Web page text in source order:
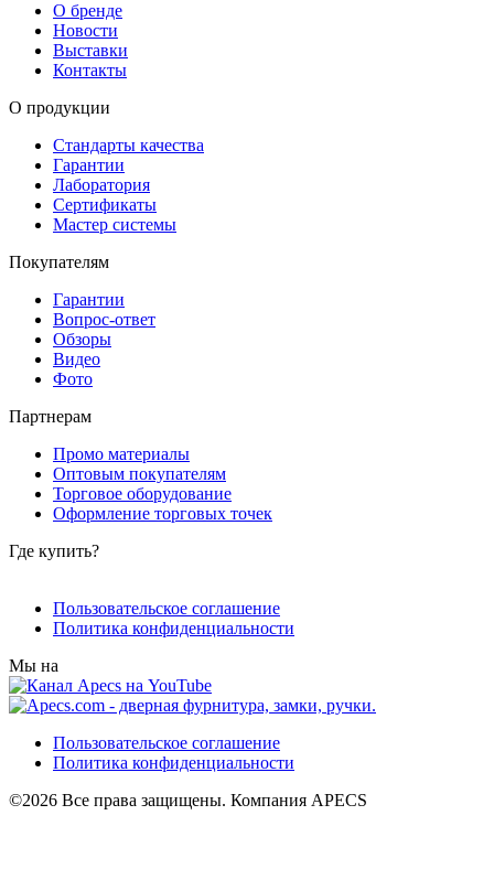
О бренде
Новости
Выставки
Контакты
О продукции
Стандарты качества
Гарантии
Лаборатория
Сертификаты
Мастер системы
Покупателям
Гарантии
Вопрос-ответ
Обзоры
Видео
Фото
Партнерам
Промо материалы
Оптовым покупателям
Торговое оборудование
Оформление торговых точек
Где купить?
Пользовательское соглашение
Политика конфиденциальности
Мы на
Пользовательское соглашение
Политика конфиденциальности
©2026 Все права защищены. Компания APECS